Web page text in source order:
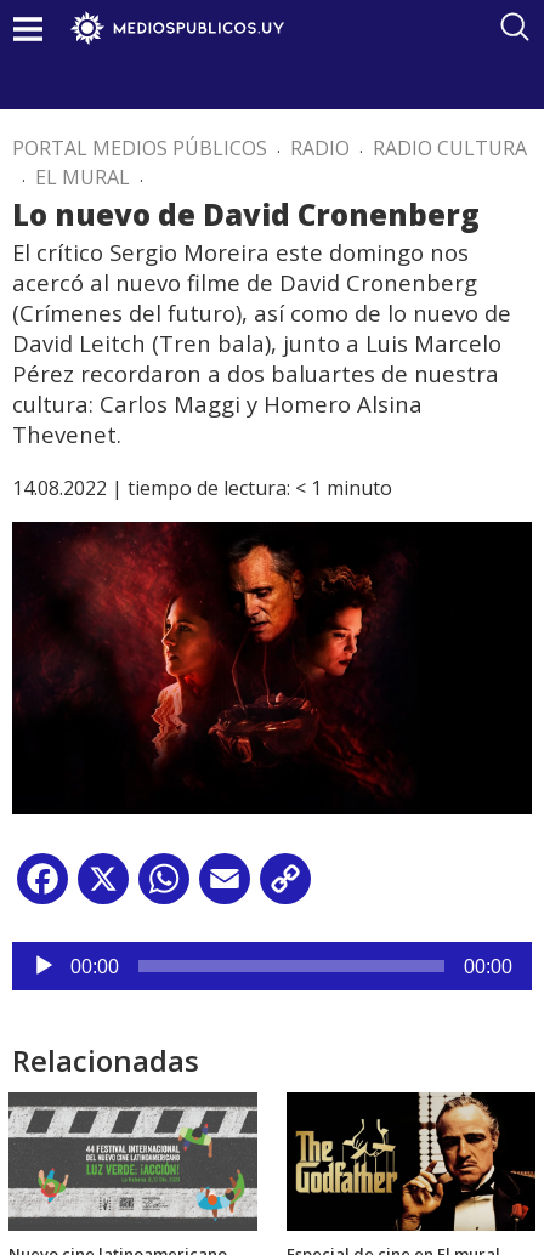
PORTAL MEDIOS PÚBLICOS . RADIO . RADIO CULTURA
. EL MURAL .
Lo nuevo de David Cronenberg
El crítico Sergio Moreira este domingo nos
acercó al nuevo filme de David Cronenberg
(Crímenes del futuro), así como de lo nuevo de
David Leitch (Tren bala), junto a Luis Marcelo
Pérez recordaron a dos baluartes de nuestra
cultura: Carlos Maggi y Homero Alsina
Thevenet.
14.08.2022 | tiempo de lectura: < 1 minuto
Facebook
X WhatsApp
Email
Reproductor
audio
00:00 00:00
Relacionadas